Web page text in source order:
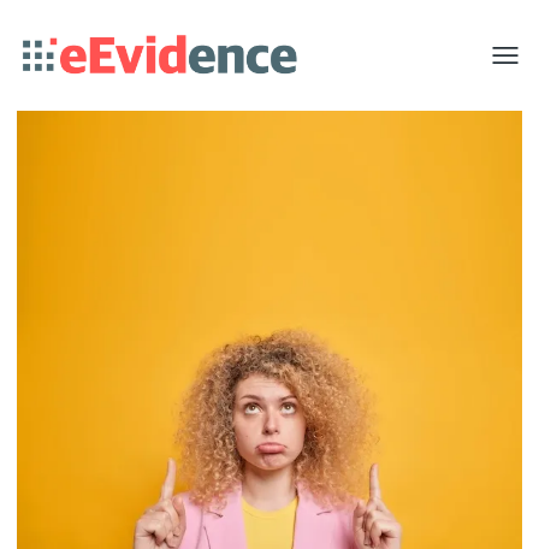
menu